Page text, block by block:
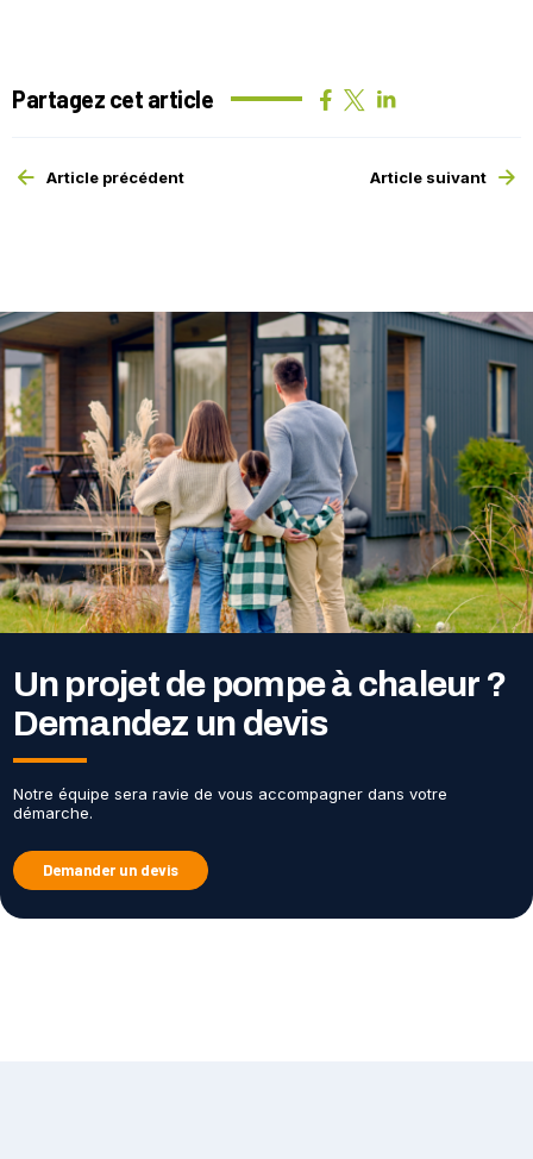
Partagez cet article
Article précédent Article suivant
Un projet de pompe à chaleur ?
Demandez un devis
Notre équipe sera ravie de vous accompagner dans votre
démarche.
Demander un devis